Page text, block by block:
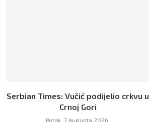
Serbian Times: Vučić podijelio crkvu u
Crnoj Gori
Petak, 7 Augusta 2026,